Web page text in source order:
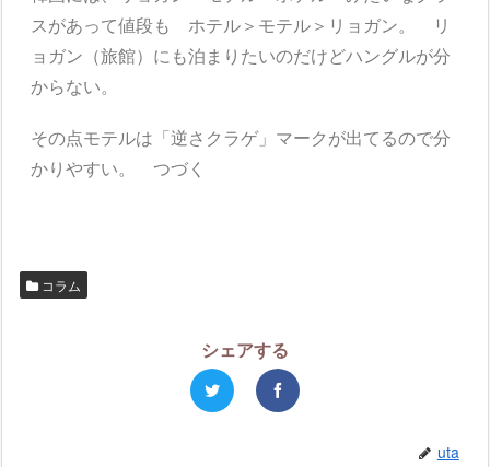
スがあって値段も ホテル＞モテル＞リョガン。 リ
ョガン（旅館）にも泊まりたいのだけどハングルが分
からない。
その点モテルは「逆さクラゲ」マークが出てるので分
かりやすい。 つづく
コラム
シェアする
uta